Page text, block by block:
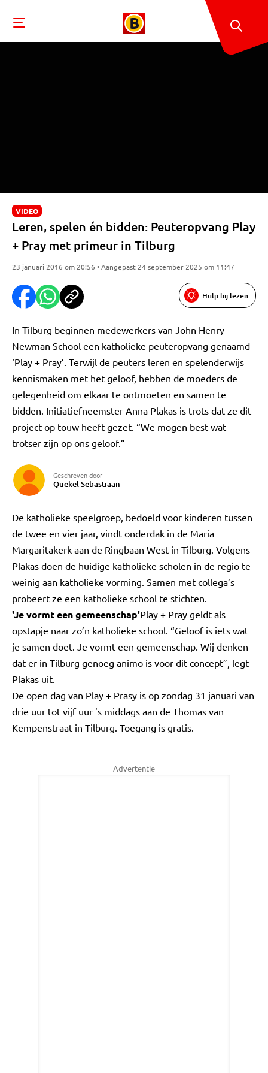
VIDEO
Leren, spelen én bidden: Peuteropvang Play
+ Pray met primeur in Tilburg
23 januari 2016 om 20:56 • Aangepast 24 september 2025 om 11:47
Hulp bij lezen
In Tilburg beginnen medewerkers van John Henry
Newman School een katholieke peuteropvang genaamd
‘Play + Pray’. Terwijl de peuters leren en spelenderwijs
kennismaken met het geloof, hebben de moeders de
gelegenheid om elkaar te ontmoeten en samen te
bidden. Initiatiefneemster Anna Plakas is trots dat ze dit
project op touw heeft gezet. “We mogen best wat
trotser zijn op ons geloof.”
Geschreven door
Quekel Sebastiaan
De katholieke speelgroep, bedoeld voor kinderen tussen
de twee en vier jaar, vindt onderdak in de Maria
Margaritakerk aan de Ringbaan West in Tilburg. Volgens
Plakas doen de huidige katholieke scholen in de regio te
weinig aan katholieke vorming. Samen met collega’s
probeert ze een katholieke school te stichten.
'Je vormt een gemeenschap'Play + Pray geldt als
opstapje naar zo’n katholieke school. “Geloof is iets wat
je samen doet. Je vormt een gemeenschap. Wij denken
dat er in Tilburg genoeg animo is voor dit concept”, legt
Plakas uit.
De open dag van Play + Prasy is op zondag 31 januari van
drie uur tot vijf uur 's middags aan de Thomas van
Kempenstraat in Tilburg. Toegang is gratis.
Advertentie